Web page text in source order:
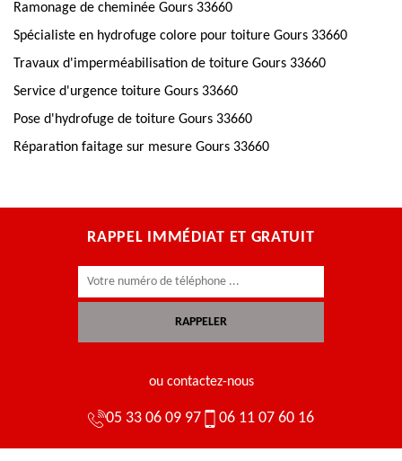
Ramonage de cheminée Gours 33660
Spécialiste en hydrofuge colore pour toiture Gours 33660
Travaux d'imperméabilisation de toiture Gours 33660
Service d'urgence toiture Gours 33660
Pose d'hydrofuge de toiture Gours 33660
Réparation faitage sur mesure Gours 33660
RAPPEL IMMÉDIAT ET GRATUIT
ou contactez-nous
05 33 06 09 97 06 11 07 60 16